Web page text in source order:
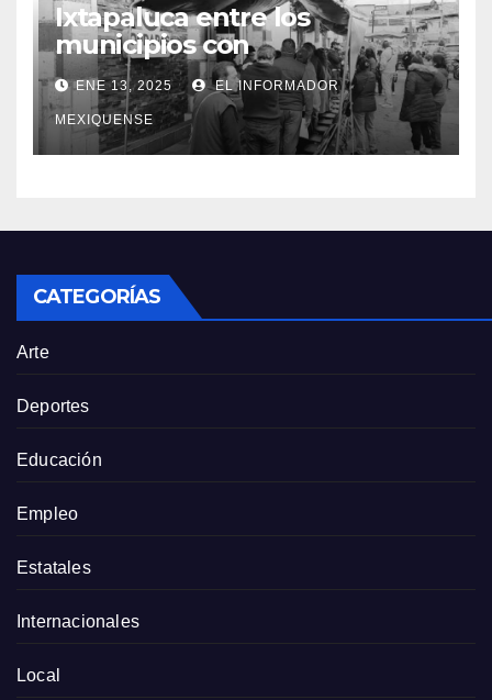
Ixtapaluca entre los
municipios con
tarifas bajas en el servicio de
agua potable
ENE 13, 2025 EL INFORMADOR
MEXIQUENSE
CATEGORÍAS
Arte
Deportes
Educación
Empleo
Estatales
Internacionales
Local